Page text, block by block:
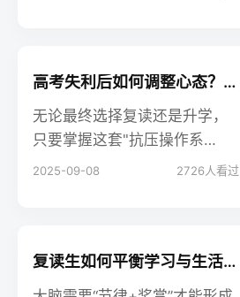
所有在"要不要复读"边缘挣扎
的你。
高考失利后如何调整心态？复读生独家经验分享
无论最终选择复读还是升学，
只要掌握这套"抗压操作系
统"，未来的考研、求职、创
2025-09-08 2726人看过
复读生如何平衡学习与生活？避免“题海战术”的误区